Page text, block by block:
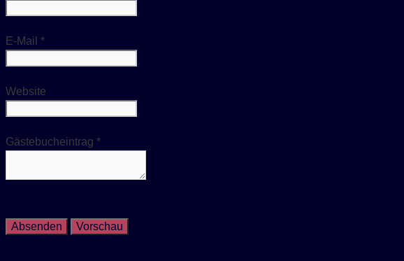
E-Mail *
Website
Gästebucheintrag *